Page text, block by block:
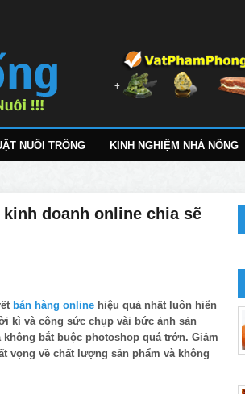
NUÔI TRỒNG KINH NGHIỆM NHÀ NÔNG
doanh online chia sẽ
bán hàng online hiệu quả nhất luôn hiển
kì và công sức chụp vài bức ảnh sản
bắt buộc photoshop quá trớn. Giảm
vọng về chất lượng sản phẩm và không